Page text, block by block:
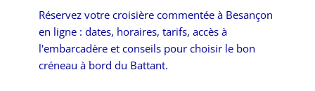
Réservez votre croisière commentée à Besançon
en ligne : dates, horaires, tarifs, accès à
l'embarcadère et conseils pour choisir le bon
créneau à bord du Battant.